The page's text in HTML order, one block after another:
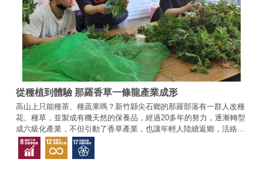
從種植到體驗 那羅香草一條龍產業成形
高山上只能種茶、種蔬果嗎？新竹縣尖石鄉的那羅部落有一群人改種
花、種草，並製成有機天然的保養品，經過20多年的努力，逐漸轉型
成六級化產業，不但引動了香草產業，也讓年輕人陸續返鄉，活絡部
落經濟。